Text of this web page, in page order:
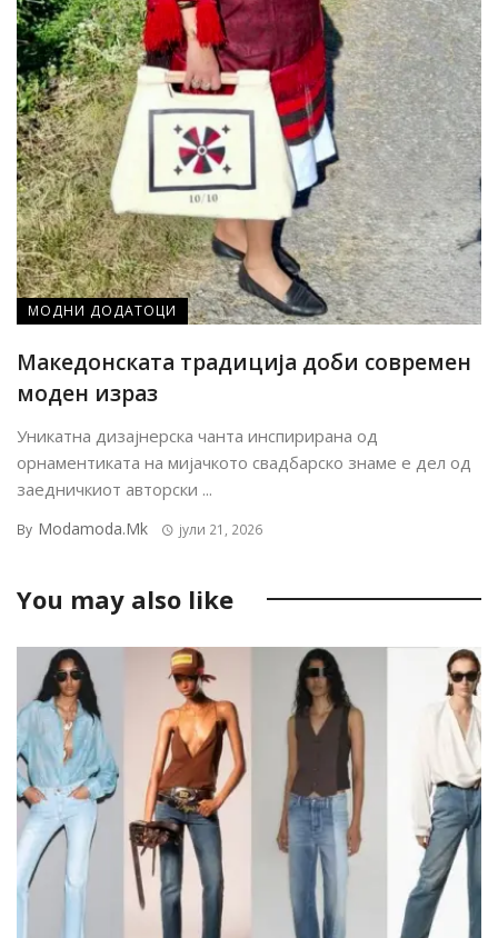
МОДНИ ДОДАТОЦИ
Македонската традиција доби современ
моден израз
Уникатна дизајнерска чанта инспирирана од
орнаментиката на мијачкото свадбарско знаме е дел од
заедничкиот авторски ...
By Modamoda.mk јули 21, 2026
You may also like